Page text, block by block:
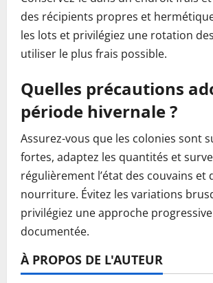
des récipients propres et
les lots et privilégiez une rotation
utiliser le plus frais possible.
Quelles précautions
période hivernale ?
Assurez-vous que les colonies sont
fortes, adaptez les quantités et
régulièrement l’état des couvains et
nourriture. Évitez les variations
privilégiez une approche
documentée.
À PROPOS DE L'AUTEUR